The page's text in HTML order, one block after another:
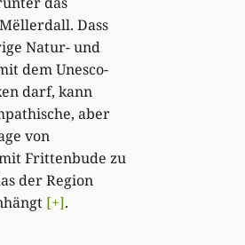
Dass
Natur- und
dem Unesco-
darf, kann
aber
von
Frittenbude zu
der Region
[+].